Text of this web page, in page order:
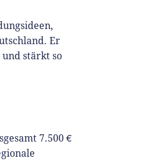
Er
stärkt so
7.500 €